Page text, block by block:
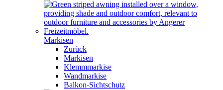
Markisen
Zurück
Markisen
Klemmmarkise
Wandmarkise
Balkon-Sichtschutz